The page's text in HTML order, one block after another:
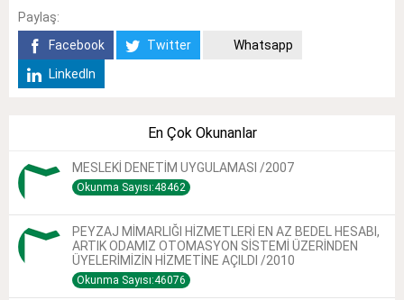
Paylaş:
Facebook
Twitter
Whatsapp
LinkedIn
En Çok Okunanlar
MESLEKİ DENETİM UYGULAMASI /2007
Okunma Sayısı:48462
PEYZAJ MİMARLIĞI HİZMETLERİ EN AZ BEDEL HESABI,
ARTIK ODAMIZ OTOMASYON SİSTEMİ ÜZERİNDEN
ÜYELERİMİZİN HİZMETİNE AÇILDI /2010
Okunma Sayısı:46076